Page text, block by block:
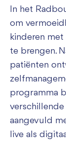
In het
om
kinderen
te brengen.
patiënten
programma
aangevuld
live als